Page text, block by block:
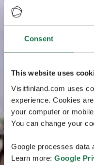
Consent
This website uses
Visitfinland.com uses
experience. Cookies
your computer or
You can change your
Google processes data
Learn more: Google